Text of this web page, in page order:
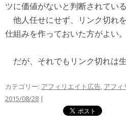
ツに価値がないと判断されている
他人任せにせず、リンク切れ
仕組みを作っておいた方がよい。
だが、それでもリンク切れは生
カテゴリー: アフィリエイト広告, アフィ
2015/08/28 |